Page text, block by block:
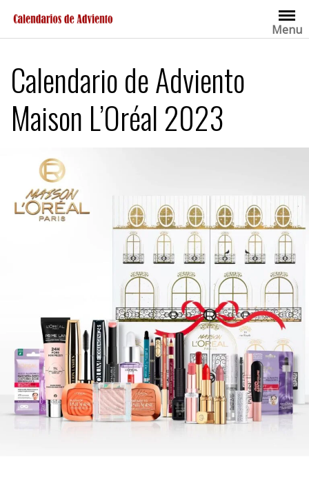
contenido
Menu
Calendario de Adviento
Maison L’Oréal 2023